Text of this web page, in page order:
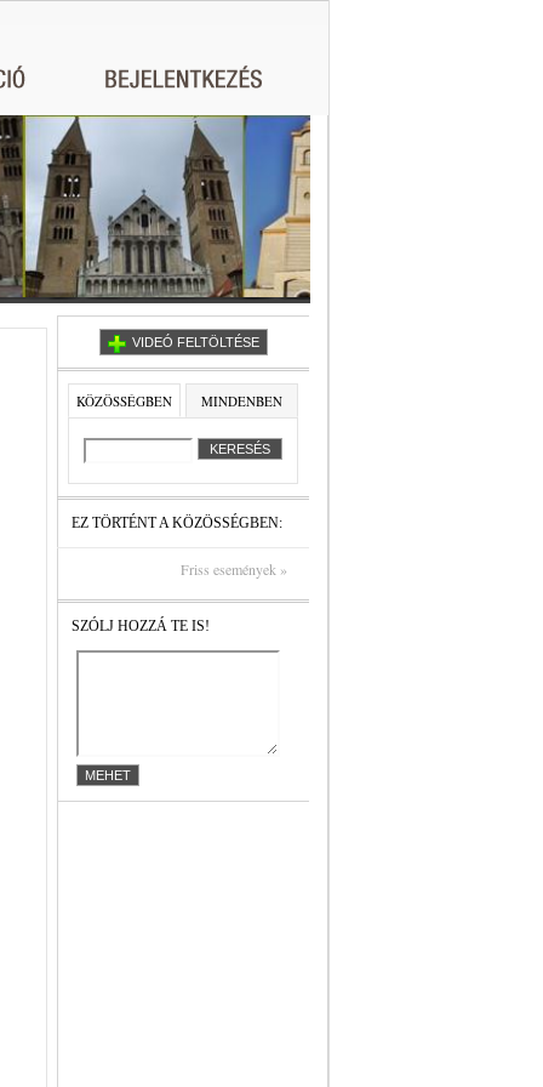
VIDEÓ FELTÖLTÉSE
KÖZÖSSÉGBEN MINDENBEN
EZ TÖRTÉNT A KÖZÖSSÉGBEN:
Friss események »
SZÓLJ HOZZÁ TE IS!